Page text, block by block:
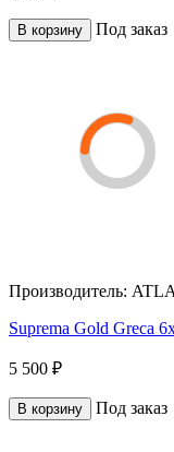
В корзину Под заказ
Производитель:
Suprema Gold Greca
5 500 ₽
В корзину Под заказ